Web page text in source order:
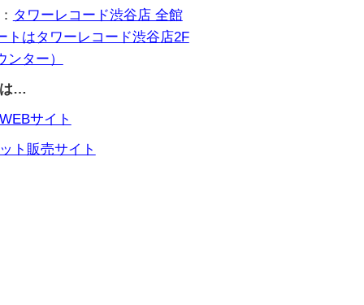
タワーレコード渋谷店 全館
トはタワーレコード渋谷店2F
ンター）
…
サイト
ト販売サイト